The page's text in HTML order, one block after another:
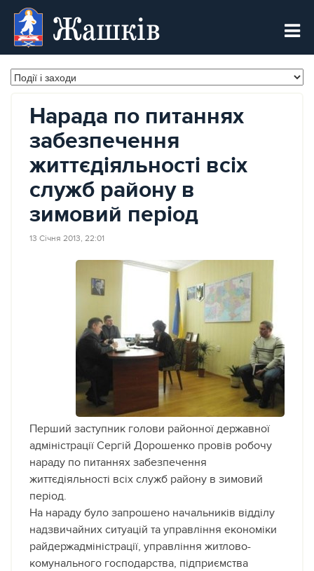
Жашків
Нарада по питаннях
забезпечення
життєдіяльності всіх
служб району в
зимовий період
13 Січня 2013, 22:01
Перший заступник голови районної державної
адміністрації Сергій Дорошенко провів робочу
нараду по питаннях забезпечення
життєдіяльності всіх служб району в зимовий
період.
На нараду було запрошено начальників відділу
надзвичайних ситуацій та управління економіки
райдержадміністрації, управління житлово-
комунального господарства, підприємства